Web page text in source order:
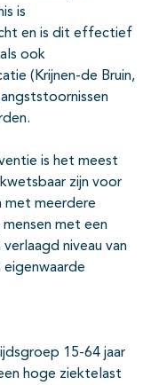
is
en is dit effectief
ook
(Krijnen-de Bruin,
is het meest
zijn voor
met meerdere
met een
niveau van
15-64 jaar
hoge ziektelast